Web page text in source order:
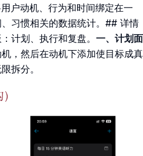
户动机、行为和时间绑定在一
习惯相关的数据统计。## 详情
计划、执行和复盘。 一、计划面
，然后在动机下添加使目标成真
拆分。